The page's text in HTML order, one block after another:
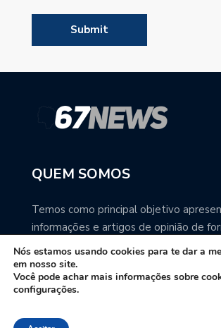
QUEM SOMOS
Temos como principal objetivo
informações e artigos de opinião de
precisa. Você pode ter a total certeza
67NEWS é uma excelente fonte de
sobre Mato Grosso do Sul.
Nós estamos usando cookies para te dar a
em nosso site.
Você pode achar mais informações sobre
configurações.